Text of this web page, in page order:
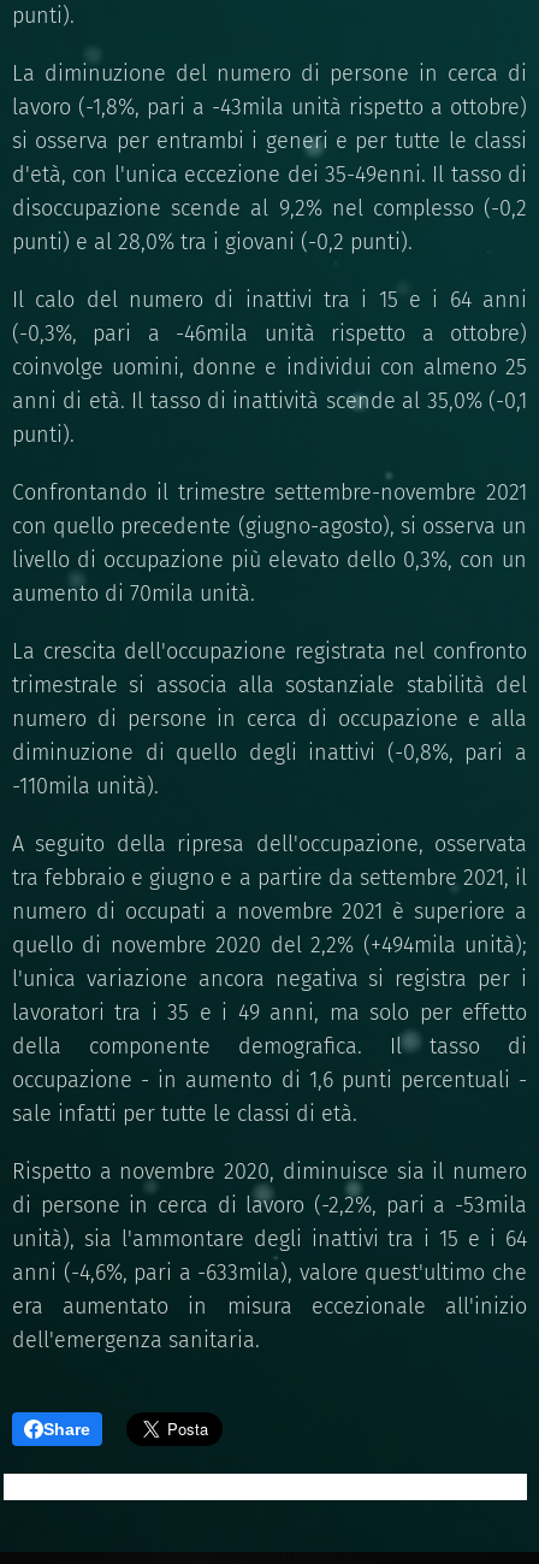
punti).
La diminuzione del numero di persone in cerca di
lavoro (-1,8%, pari a -43mila unità rispetto a ottobre)
si osserva per entrambi i generi e per tutte le classi
d'età, con l'unica eccezione dei 35-49enni. Il tasso di
disoccupazione scende al 9,2% nel complesso (-0,2
punti) e al 28,0% tra i giovani (-0,2 punti).
Il calo del numero di inattivi tra i 15 e i 64 anni
(-0,3%, pari a -46mila unità rispetto a ottobre)
coinvolge uomini, donne e individui con almeno 25
anni di età. Il tasso di inattività scende al 35,0% (-0,1
punti).
Confrontando il trimestre settembre-novembre 2021
con quello precedente (giugno-agosto), si osserva un
livello di occupazione più elevato dello 0,3%, con un
aumento di 70mila unità.
La crescita dell'occupazione registrata nel confronto
trimestrale si associa alla sostanziale stabilità del
numero di persone in cerca di occupazione e alla
diminuzione di quello degli inattivi (-0,8%, pari a
-110mila unità).
A seguito della ripresa dell'occupazione, osservata
tra febbraio e giugno e a partire da settembre 2021, il
numero di occupati a novembre 2021 è superiore a
quello di novembre 2020 del 2,2% (+494mila unità);
l'unica variazione ancora negativa si registra per i
lavoratori tra i 35 e i 49 anni, ma solo per effetto
della componente demografica. Il tasso di
occupazione - in aumento di 1,6 punti percentuali -
sale infatti per tutte le classi di età.
Rispetto a novembre 2020, diminuisce sia il numero
di persone in cerca di lavoro (-2,2%, pari a -53mila
unità), sia l'ammontare degli inattivi tra i 15 e i 64
anni (-4,6%, pari a -633mila), valore quest'ultimo che
era aumentato in misura eccezionale all'inizio
dell'emergenza sanitaria.
Share